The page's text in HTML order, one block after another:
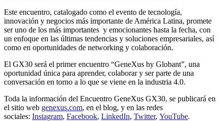
Este encuentro, catalogado como el evento de tecnología,
innovación y negocios más importante de América Latina, promete
ser uno de los más importantes y emocionantes hasta la fecha, con
un enfoque en las últimas tendencias y soluciones empresariales, así
como en oportunidades de networking y colaboración.
El GX30 será el primer encuentro “GeneXus by Globant”, una
oportunidad única para aprender, colaborar y ser parte de una
conversación en torno a lo que se viene en la industria 4.0.
Toda la información del Encuentro GeneXus GX30, se publicará en
el sitio web genexus.com, en el blog, y en las redes
sociales: Instagram, Facebook, LinkedIn, Twitter, YouTube.